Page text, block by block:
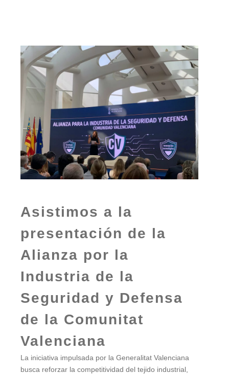
Asistimos a la
presentación de la
Alianza por la
Industria de la
Seguridad y Defensa
de la Comunitat
Valenciana
La iniciativa impulsada por la Generalitat Valenciana
busca reforzar la competitividad del tejido industrial,